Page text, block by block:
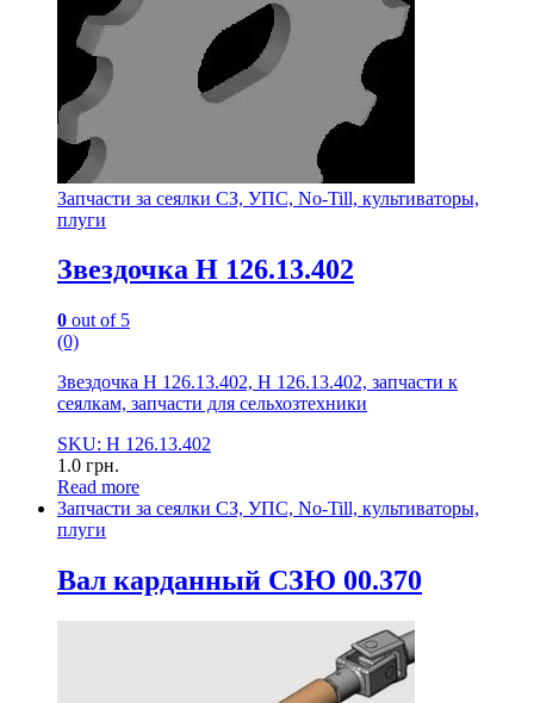
Запчасти за сеялки СЗ, УПС, No-Till, культиваторы,
плуги
Звездочка Н 126.13.402
0 out of 5
(0)
Звездочка Н 126.13.402, Н 126.13.402, запчасти к
сеялкам, запчасти для сельхозтехники
SKU: Н 126.13.402
1.0 грн.
Read more
Запчасти за сеялки СЗ, УПС, No-Till, культиваторы,
плуги
Вал карданный СЗЮ 00.370